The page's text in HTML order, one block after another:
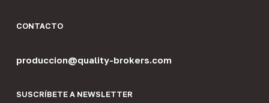
CONTACTO
produccion@quality-brokers.com
SUSCRÍBETE A NEWSLETTER